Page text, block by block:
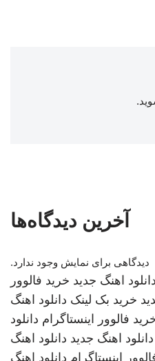
.
آخرین دیدگاه‌ها
دیدگاهی برای نمایش وجود ندارد.
دانلود اهنگ جدید خرید فالوور
خرید بک لینک دانلود اهنگ
فالوور اینستاگرام دانلود
دانلود اهنگ جدید دانلود اهنگ
اینستاگرام دانلود اهنگ